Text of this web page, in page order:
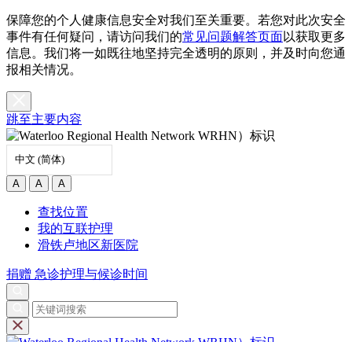
保障您的个人健康信息安全对我们至关重要。若您对此次安全
事件有任何疑问，请访问我们的常见问题解答页面以获取更多
信息。我们将一如既往地坚持完全透明的原则，并及时向您通
报相关情况。
跳至主要内容
中文 (简体)
A A A
查找位置
我的互联护理
滑铁卢地区新医院
捐赠 急诊护理与候诊时间